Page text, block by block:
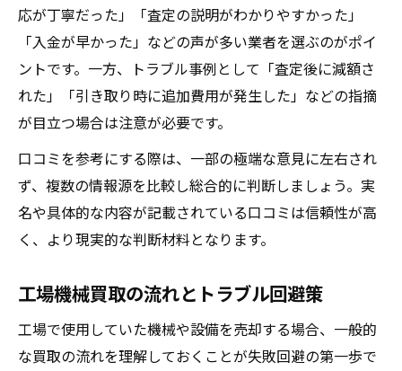
機械買取相場を知り最適な選択をする
工作機械買取相場を把握するための情報収
集法
中古機械買取comなど相場情報サイトの活用
術
価格表示の見方と適正価格で売却するポイ
ント
工場機械買取の最新動向と今後の相場予測
中古工作機械買取で損をしない交渉のヒン
ト
応が丁寧だった」「査定の説明がわかりやすかった」
「入金が早かった」などの声が多い業者を選ぶのがポイ
ントです。一方、トラブル事例として「査定後に減額さ
れた」「引き取り時に追加費用が発生した」などの指摘
が目立つ場合は注意が必要です。
口コミを参考にする際は、一部の極端な意見に左右され
ず、複数の情報源を比較し総合的に判断しましょう。実
名や具体的な内容が記載されている口コミは信頼性が高
く、より現実的な判断材料となります。
工場機械買取の流れとトラブル回避策
工場で使用していた機械や設備を売却する場合、一般的
な買取の流れを理解しておくことが失敗回避の第一歩で